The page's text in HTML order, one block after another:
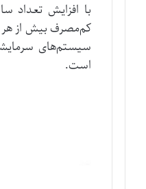
با افزایش تعداد
کم‌مصرف بیش از هر
سیستم‌های
است.